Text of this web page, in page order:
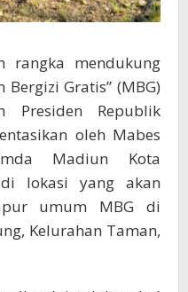
rangka mendukung
Gratis” (MBG)
Presiden Republik
oleh Mabes
Madiun Kota
lokasi yang akan
umum MBG di
Kelurahan Taman,